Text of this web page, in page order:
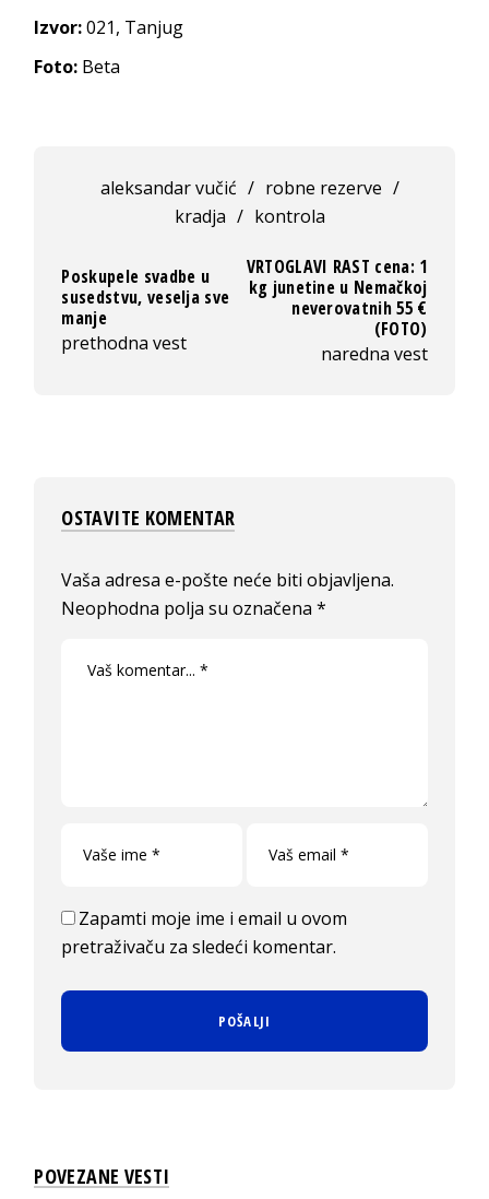
Izvor:021, Tanjug
Foto: Beta
aleksandar vučić / robne rezerve /
kradja / kontrola
Poskupele svadbe u
susedstvu, veselja sve
manje
prethodna vest
VRTOGLAVI RAST cena: 1
kg junetine u Nemačkoj
neverovatnih 55 €
(FOTO)
naredna vest
OSTAVITE KOMENTAR
Vaša adresa e-pošte neće biti objavljena.
Neophodna polja su označena*
Zapamti moje ime i email u ovom
pretraživaču za sledeći komentar.
POVEZANE VESTI